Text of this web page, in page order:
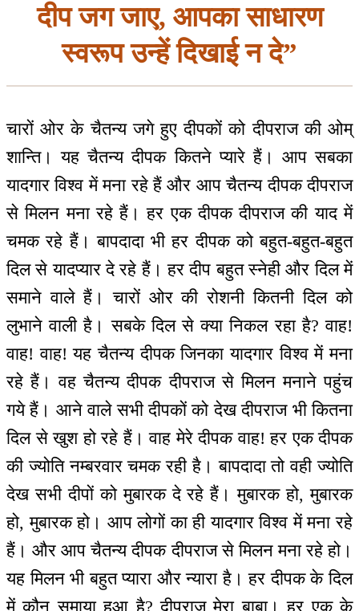
दीप जग जाए, आपका साधारण
स्वरूप उन्हें दिखाई न दे”
चारों ओर के चैतन्य जगे हुए दीपकों को दीपराज की ओम्
शान्ति। यह चैतन्य दीपक कितने प्यारे हैं। आप सबका
यादगार विश्व में मना रहे हैं और आप चैतन्य दीपक दीपराज
से मिलन मना रहे हैं। हर एक दीपक दीपराज की याद में
चमक रहे हैं। बापदादा भी हर दीपक को बहुत-बहुत-बहुत
दिल से यादप्यार दे रहे हैं। हर दीप बहुत स्नेही और दिल में
समाने वाले हैं। चारों ओर की रोशनी कितनी दिल को
लुभाने वाली है। सबके दिल से क्या निकल रहा है? वाह!
वाह! वाह! यह चैतन्य दीपक जिनका यादगार विश्व में मना
रहे हैं। वह चैतन्य दीपक दीपराज से मिलन मनाने पहुंच
गये हैं। आने वाले सभी दीपकों को देख दीपराज भी कितना
दिल से खुश हो रहे हैं। वाह मेरे दीपक वाह! हर एक दीपक
की ज्योति नम्बरवार चमक रही है। बापदादा तो वही ज्योति
देख सभी दीपों को मुबारक दे रहे हैं। मुबारक हो, मुबारक
हो, मुबारक हो। आप लोगों का ही यादगार विश्व में मना रहे
हैं। और आप चैतन्य दीपक दीपराज से मिलन मना रहे हो।
यह मिलन भी बहुत प्यारा और न्यारा है। हर दीपक के दिल
में कौन समाया हुआ है? दीपराज मेरा बाबा। हर एक के